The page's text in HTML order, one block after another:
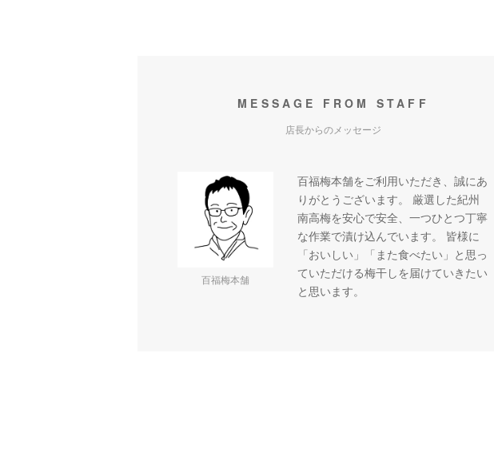
MESSAGE FROM STAFF
店長からのメッセージ
百福梅本舗
百福梅本舗をご利用いただき、誠にあ
りがとうございます。 厳選した紀州
南高梅を安心で安全、一つひとつ丁寧
な作業で漬け込んでいます。 皆様に
「おいしい」「また食べたい」と思っ
ていただける梅干しを届けていきたい
と思います。